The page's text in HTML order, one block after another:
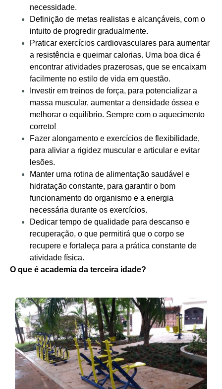
necessidade.
Definição de metas realistas e alcançáveis, com o
intuito de progredir gradualmente.
Praticar exercícios cardiovasculares para aumentar
a resistência e queimar calorias. Uma boa dica é
encontrar atividades prazerosas, que se encaixam
facilmente no estilo de vida em questão.
Investir em treinos de força, para potencializar a
massa muscular, aumentar a densidade óssea e
melhorar o equilíbrio. Sempre com o aquecimento
correto!
Fazer alongamento e exercícios de flexibilidade,
para aliviar a rigidez muscular e articular e evitar
lesões.
Manter uma rotina de alimentação saudável e
hidratação constante, para garantir o bom
funcionamento do organismo e a energia
necessária durante os exercícios.
Dedicar tempo de qualidade para descanso e
recuperação, o que permitirá que o corpo se
recupere e fortaleça para a prática constante de
atividade física.
O que é academia da terceira idade?